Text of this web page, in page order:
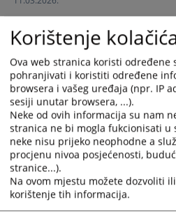
and
select
a
Press
the
question
mark
key
to
get
the
keyboard
a
11.03.2026.
Odluka o izboru najpovoljnijeg
građevinsko-zanatski radovi sa
sanacije i adaptacije prostorije
11.03.2026.
Odluka o izboru najpovoljnijeg
IP adrese i interneta za potrebe
kontrole video nadzora
07.01.2026.
Odluka o izboru najpovoljnijeg
kancelarijskih stolica -
Korištenje
Ova web stranica koristi određene
pohranjivati i koristiti određene
browsera i vašeg uređaja (npr. IP
sesiji unutar browsera, ...).
Neke od ovih informacija su nam
stranica ne bi mogla fukcionisati u
neke nisu prijeko neophodne a
procjenu nivoa posjećenosti,
stranice...).
Na ovom mjestu možete dozvoliti
korištenje tih informacija.